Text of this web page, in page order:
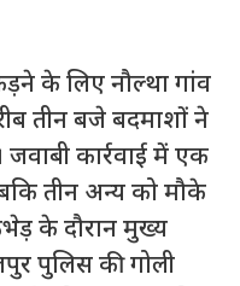
के लिए नौल्था गांव
तीन बजे बदमाशों ने
कार्रवाई में एक
तीन अन्य को मौके
के दौरान मुख्य
पुलिस की गोली